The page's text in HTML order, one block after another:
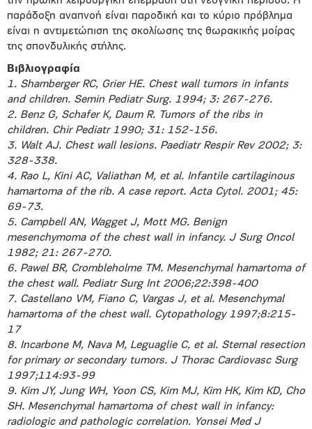
παράδοξη αναπνοή είναι παροδική και το κύριο πρόβλημα
είναι η αντιμετώπιση της σκολίωσης της θωρακικής μοίρας
της σπονδυλικής στήλης.
Bιβλιογραφία
1. Shamberger RC, Grier HE. Chest wall tumors in infants
and children. Semin Pediatr Surg. 1994; 3: 267-276.
2. Benz G, Schafer K, Daum R. Tumors of the ribs in
children. Chir Pediatr 1990; 31: 152-156.
3. Walt AJ. Chest wall lesions. Paediatr Respir Rev 2002; 3:
328-338.
4. Rao L, Kini AC, Valiathan M, et al. Infantile cartilaginous
hamartoma of the rib. A case report. Acta Cytol. 2001; 45:
69-73.
5. Campbell AN, Wagget J, Mott MG. Benign
mesenchymoma of the chest wall in infancy. J Surg Oncol
1982; 21: 267-270.
6. Pawel BR, Crombleholme TM. Mesenchymal hamartoma of
the chest wall. Pediatr Surg Int 2006;22:398-400
7. Castellano VM, Fiano C, Vargas J, et al. Mesenchymal
hamartoma of the chest wall. Cytopathology 1997;8:215-
17
8. Incarbone M, Nava M, Leguaglie C, et al. Sternal resection
for primary or secondary tumors. J Thorac Cardiovasc Surg
1997;114:93-99
9. Kim JY, Jung WH, Yoon CS, Kim MJ, Kim HK, Kim KD, Cho
SH. Mesenchymal hamartoma of chest wall in infancy:
radiologic and pathologic correlation. Yonsei Med J